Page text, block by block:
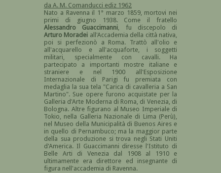
da A. M. Comanducci ediz 1962
Nato a Ravenna il 1° marzo 1859, mortovi nei
primi di giugno 1938. Come il fratello
Alessandro Guaccimanni, fu discepolo di
Arturo Moradei all'Accademia della città nativa,
poi si perfezionò a Roma. Trattò all'olio e
all'acquarello e all'acquaforte, i soggetti
militari, specialmente con cavalli. Ha
partecipato a importanti mostre italiane e
straniere e nel 1900 all'Esposizione
Internazionale di Parigi fu premiata con
medaglia la sua tela "Carica di cavalleria a San
Martino". Sue opere furono acquistate per la
Galleria d'Arte Moderna di Roma, di Venezia, di
Bologna. Altre figurano al Museo Imperiale di
Tokio, nella Galleria Nazionale di Lima (Perù),
nel Museo della Municipalità di Buenos Aires e
in quello di Pernambuco; ma la maggior parte
della sua produzione si trova negli Stati Uniti
d'America. Il Guaccimanni diresse l'Istituto di
Belle Arti di Venezia dal 1908 al 1910 e
ultimamente era direttore ed insegnante di
figura nell'accademia di Ravenna.